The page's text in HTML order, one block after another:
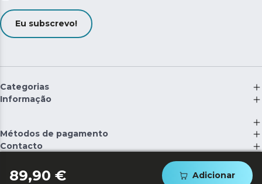
89,90 € Adicionar
Eu subscrevo!
Categorias
Informação
Métodos de pagamento
Contacto